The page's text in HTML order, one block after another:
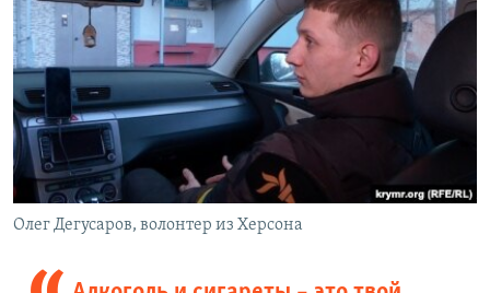
Олег Дегусаров, волонтер из Херсона